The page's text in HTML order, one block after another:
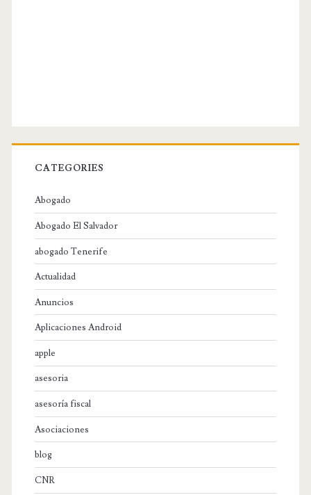
CATEGORIES
Abogado
Abogado El Salvador
abogado Tenerife
Actualidad
Anuncios
Aplicaciones Android
apple
asesoria
asesoría fiscal
Asociaciones
blog
CNR